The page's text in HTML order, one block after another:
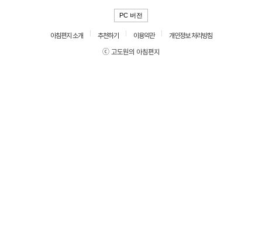
PC 버전
아침편지 소개 추천하기 이용약관
개인정보 처리방침
ⓒ 고도원의 아침편지